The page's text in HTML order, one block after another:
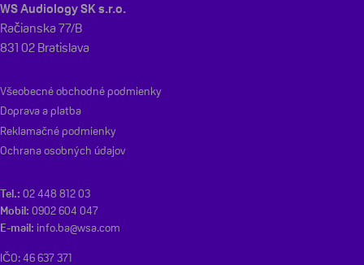
WS Audiology SK s.r.o.
Račianska 77/B
831 02 Bratislava
Tel.: 02 448 812 03
Mobil: 0902 604 047
E-mail: info.ba@wsa.com
IČO: 46 637 371
Všeobecné obchodné podmienky
Doprava a platba
Reklamačné podmienky
Ochrana osobných údajov